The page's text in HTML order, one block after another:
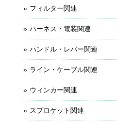
フィルター関連
ハーネス・電装関連
ハンドル・レバー関連
ライン・ケーブル関連
ウィンカー関連
スプロケット関連